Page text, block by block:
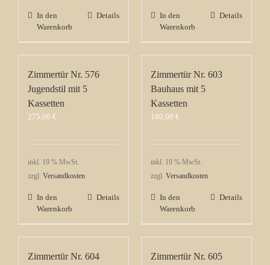
In den
Warenkorb
Details
In den
Warenkorb
Details
Zimmertür Nr. 576
Jugendstil mit 5
Kassetten
275,00 €
inkl. 19 % MwSt.
zzgl. Versandkosten
In den
Warenkorb
Details
Zimmertür Nr. 603
Bauhaus mit 5
Kassetten
180,00 €
inkl. 19 % MwSt.
zzgl. Versandkosten
In den
Warenkorb
Details
Zimmertür Nr. 604
Zimmertür Nr. 605